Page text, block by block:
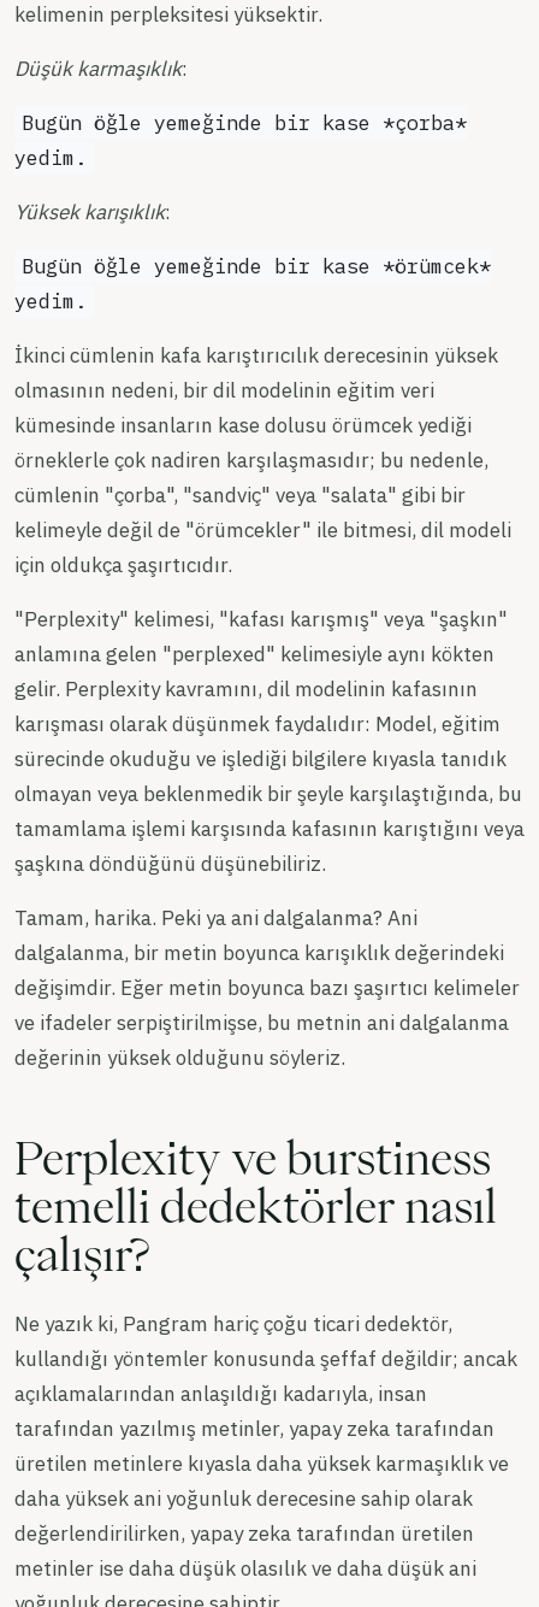
kelimenin perpleksitesi yüksektir.
Düşük karmaşıklık:
Bugün öğle yemeğinde bir kase *çorba*
yedim.
Yüksek karışıklık:
Bugün öğle yemeğinde bir kase *örümcek*
yedim.
İkinci cümlenin kafa karıştırıcılık derecesinin yüksek
olmasının nedeni, bir dil modelinin eğitim veri
kümesinde insanların kase dolusu örümcek yediği
örneklerle çok nadiren karşılaşmasıdır; bu nedenle,
cümlenin "çorba", "sandviç" veya "salata" gibi bir
kelimeyle değil de "örümcekler" ile bitmesi, dil modeli
için oldukça şaşırtıcıdır.
"Perplexity" kelimesi, "kafası karışmış" veya "şaşkın"
anlamına gelen "perplexed" kelimesiyle aynı kökten
gelir. Perplexity kavramını, dil modelinin kafasının
karışması olarak düşünmek faydalıdır: Model, eğitim
sürecinde okuduğu ve işlediği bilgilere kıyasla tanıdık
olmayan veya beklenmedik bir şeyle karşılaştığında, bu
tamamlama işlemi karşısında kafasının karıştığını veya
şaşkına döndüğünü düşünebiliriz.
Tamam, harika. Peki ya ani dalgalanma? Ani
dalgalanma, bir metin boyunca karışıklık değerindeki
değişimdir. Eğer metin boyunca bazı şaşırtıcı kelimeler
ve ifadeler serpiştirilmişse, bu metnin ani dalgalanma
değerinin yüksek olduğunu söyleriz.
Perplexity ve burstiness
temelli dedektörler nasıl
çalışır?
Ne yazık ki, Pangram hariç çoğu ticari dedektör,
kullandığı yöntemler konusunda şeffaf değildir; ancak
açıklamalarından anlaşıldığı kadarıyla, insan
tarafından yazılmış metinler, yapay zeka tarafından
üretilen metinlere kıyasla daha yüksek karmaşıklık ve
daha yüksek ani yoğunluk derecesine sahip olarak
değerlendirilirken, yapay zeka tarafından üretilen
metinler ise daha düşük olasılık ve daha düşük ani